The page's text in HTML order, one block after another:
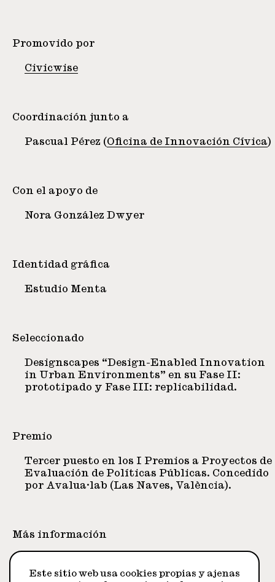
Promovido por
Civicwise
Coordinación junto a
Pascual Pérez (Oficina de Innovación Cívica)
Con el apoyo de
Nora González Dwyer
Identidad gráfica
Estudio Menta
Seleccionado
Designscapes “Design-Enabled Innovation
in Urban Environments” en su Fase II:
prototipado y Fase III: replicabilidad.
Premio
Tercer puesto en los I Premios a Proyectos de
Evaluación de Políticas Públicas. Concedido
por Avalua·lab (Las Naves, València).
Más información
Este sitio web usa cookies propias y ajenas